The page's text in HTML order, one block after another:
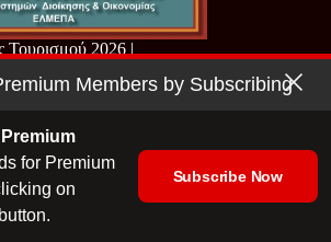
Τουρισμού 2026 |
Members by Subscribing
for Premium
on
Subscribe Now